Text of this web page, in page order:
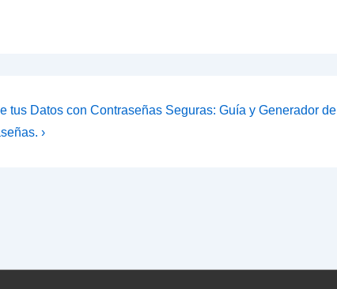
tus Datos con Contraseñas Seguras: Guía y Generador de
›